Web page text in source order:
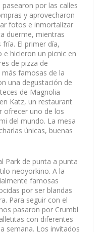
por las calles
y aprovecharon
fotos e inmortalizar
duerme, mientras
El primer día,
hicieron un picnic en
de pizza de
más famosas de la
una degustación de
de Magnolia
Katz, un restaurant
ofrecer uno de los
del mundo. La mesa
únicas, buenas
Park de punta a punta
neoyorkino. A la
famosas
por ser blandas
Para seguir con el
pasaron por Crumbl
con diferentes
semana. Los invitados